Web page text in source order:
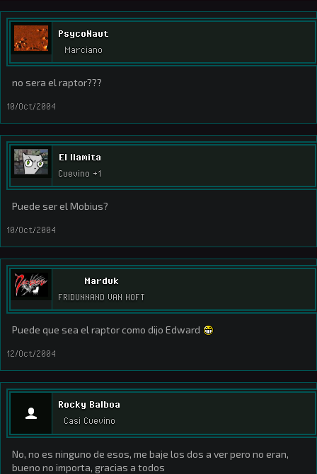
PsycoNaut
Marciano
no sera el raptor???
10/Oct/2004
El llamita
Cuevino +1
Puede ser el Mobius?
10/Oct/2004
Marduk
FRIDUNNAND VAN HOFT
Puede que sea el raptor como dijo Edward
12/Oct/2004
Rocky Balboa
Casi Cuevino
No, no es ninguno de esos, me baje los dos a ver pero no eran,
bueno no importa, gracias a todos